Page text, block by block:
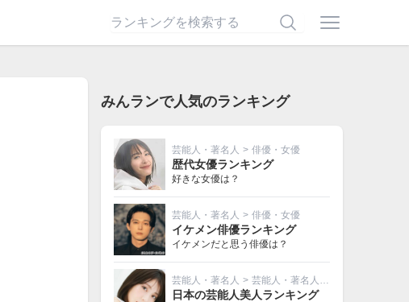
みんランで人気のランキング
芸能人・著名人 > 俳優・女優
歴代女優ランキング
好きな女優は？
芸能人・著名人 > 俳優・女優
イケメン俳優ランキング
イケメンだと思う俳優は？
芸能人・著名人 > 芸能人・著名人その他
日本の芸能人美人ランキング